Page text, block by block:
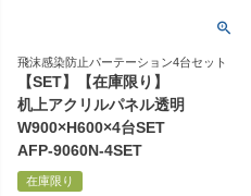
飛沫感染防止パーテーション4台セット
【SET】【在庫限り】
机上アクリルパネル透明
W900×H600×4台SET
AFP-9060N-4SET
在庫限り